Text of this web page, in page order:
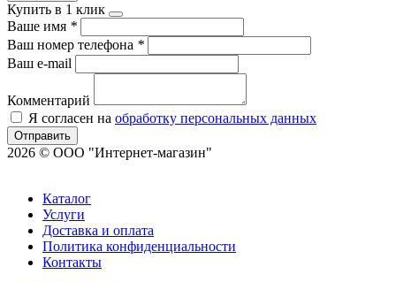
Купить в 1 клик
Ваше имя *
Ваш номер телефона *
Ваш e-mail
Комментарий
Я согласен на обработку персональных данных
Отправить
2026 © ООО "Интернет-магазин"
Каталог
Услуги
Доставка и оплата
Политика конфиденциальности
Контакты